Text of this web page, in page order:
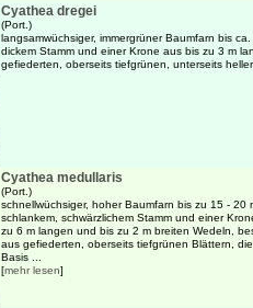
Cyathea dregei
(Port.)
langsamwüchsiger, immergrüner Baumfarn bis ca.
dickem Stamm und einer Krone aus bis zu 3 m
gefiederten, oberseits tiefgrünen, unterseits
Cyathea medullaris
(Port.)
schnellwüchsiger, hoher Baumfarn bis zu 15 - 20
schlankem, schwärzlichem Stamm und einer
zu 6 m langen und bis zu 2 m breiten Wedeln,
aus gefiederten, oberseits tiefgrünen Blättern,
Basis ...
[mehr lesen]